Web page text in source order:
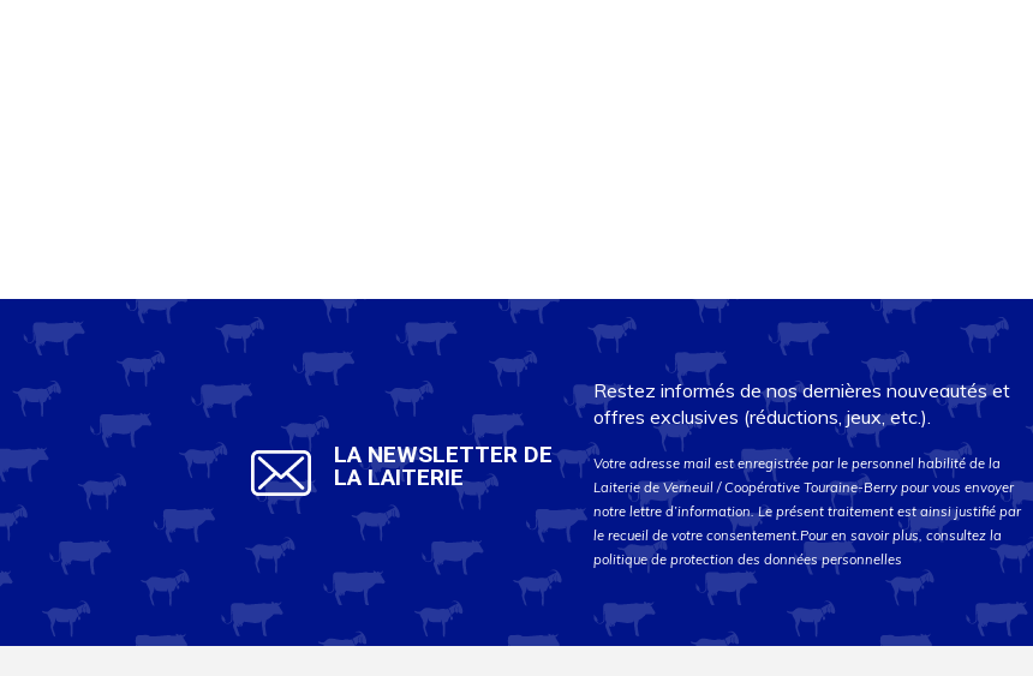
LA NEWSLETTER DE
LA LAITERIE
Restez informés de nos dernières nouveautés et
offres exclusives (réductions, jeux, etc.).
Votre adresse mail est enregistrée par le personnel habilité de la
Laiterie de Verneuil / Coopérative Touraine-Berry pour vous envoyer
notre lettre d’information. Le présent traitement est ainsi justifié par
le recueil de votre consentement.Pour en savoir plus, consultez la
politique de protection des données personnelles